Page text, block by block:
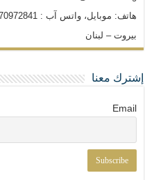
هاتف: موبايل، واتس آب : 0096170972841
بيروت – لبنان
إشترك معنا
Email